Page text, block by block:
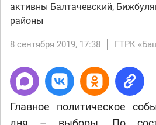
активны Балтачевский,
районы
8 сентября 2019, 17:38 ГТРК
Главное политическое